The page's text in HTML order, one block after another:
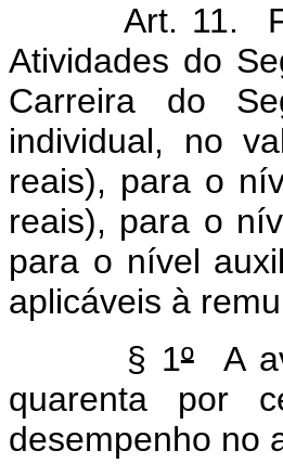
Art. 11. Fica
Atividades do
Carreira do
individual, no
reais), para o
reais), para o
para o nível
aplicáveis à
§ 1ºA
quarenta por
desempenho no